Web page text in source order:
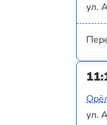
ул.
ул.